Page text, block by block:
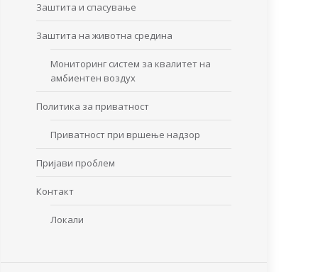
Заштита и спасување
Заштита на животна средина
Мониторинг систем за квалитет на
амбиентен воздух
Политика за приватност
Приватност при вршење надзор
Пријави проблем
Контакт
Локали